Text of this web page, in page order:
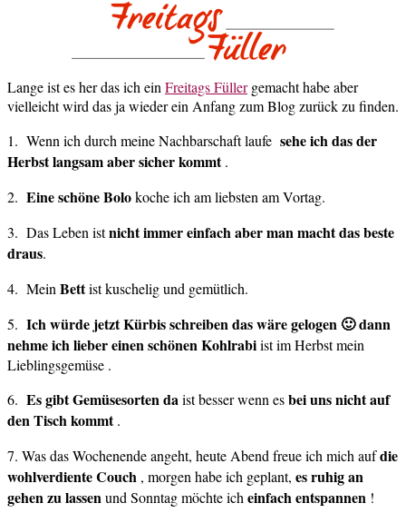
Lange ist es her das ich ein Freitags Füllergemacht habe aber
vielleicht wird das ja wieder ein Anfang zum Blog zurück zu finden.
1. Wenn ich durch meine Nachbarschaft laufe sehe ich das der
Herbst langsam aber sicher kommt.
2. Eine schöne Bolokoche ich am liebsten am Vortag.
3. Das Leben istnicht immer einfach aber man macht das beste
draus.
4. Mein Bettist kuschelig und gemütlich.
5. Ich würde jetzt Kürbis schreiben das wäre gelogen 🙂 dann
nehme ich lieber einen schönen Kohlrabiist im Herbst mein
Lieblingsgemüse .
6. Es gibt Gemüsesorten daist besser wenn esbei uns nicht auf
den Tisch kommt.
7. Was das Wochenende angeht, heute Abend freue ich mich aufdie
wohlverdiente Couch , morgen habe ich geplant, es ruhig an
gehen zu lassenund Sonntag möchte ich einfach entspannen !